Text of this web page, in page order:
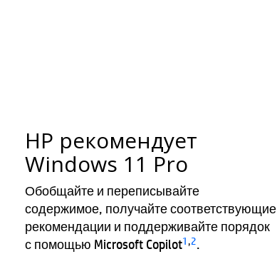
HP рекомендует
Windows 11 Pro
Обобщайте и переписывайте
содержимое, получайте соответствующие
рекомендации и поддерживайте порядок
с помощью Microsoft Copilot1 ,2.